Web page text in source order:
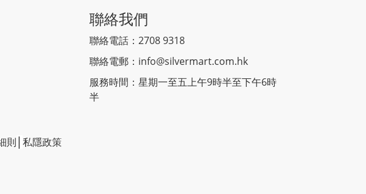
聯絡我們
聯絡電話：2708 9318
聯絡電郵： info@silvermart.com.hk
服務時間：星期一至五上午9時半至下午6時
半
則 私隱政策